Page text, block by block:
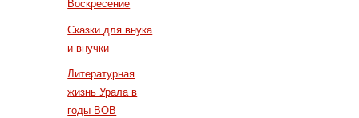
Воскресение
Сказки для внука
и внучки
Литературная
жизнь Урала в
годы ВОВ